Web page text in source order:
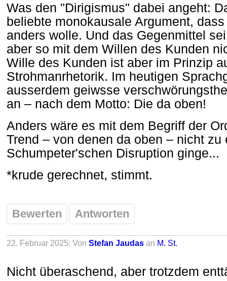
Was den "Dirigismus" dabei angeht:
beliebte monokausale Argument,
anders wolle. Und das Gegenmittel
aber so mit dem Willen des Kunden
Wille des Kunden ist aber im Prinzip
Strohmanrhetorik. Im heutigen
ausserdem geiwsse
an – nach dem Motto: Die da oben!
Anders wäre es mit dem Begriff der
Trend – von denen da oben – nicht zu
Schumpeter'schen Disruption ginge...
*krude gerechnet, stimmt.
Bewerten Antworten
22. Februar 2025: Von Stefan Jaudas an M. St.
Nicht überaschend, aber trotzdem